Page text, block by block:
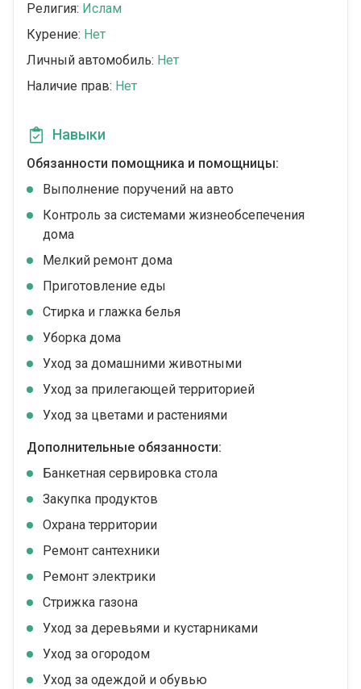
Религия: Ислам
Курение: Нет
Личный автомобиль: Нет
Наличие прав: Нет
Навыки
Обязанности помощника и помощницы:
Выполнение поручений на авто
Контроль за системами жизнеобсепечения
дома
Мелкий ремонт дома
Приготовление еды
Стирка и глажка белья
Уборка дома
Уход за домашними животными
Уход за прилегающей территорией
Уход за цветами и растениями
Дополнительные обязанности:
Банкетная сервировка стола
Закупка продуктов
Охрана территории
Ремонт сантехники
Ремонт электрики
Стрижка газона
Уход за деревьями и кустарниками
Уход за огородом
Уход за одеждой и обувью